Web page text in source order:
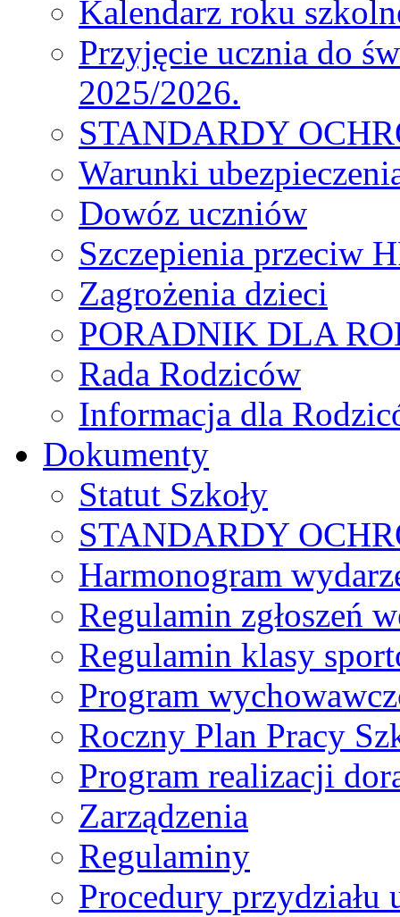
Kalendarz roku
Przyjęcie ucznia do
2025/2026.
STANDARDY
Warunki
Dowóz uczniów
Szczepienia przeciw
Zagrożenia dzieci
PORADNIK DLA
Rada Rodziców
Іnformacja dla
Dokumenty
Statut Szkoły
STANDARDY
Harmonogram
Regulamin zgłoszeń
Regulamin klasy
Program
Roczny Plan Pracy
Program realizacji
Zarządzenia
Regulaminy
Procedury